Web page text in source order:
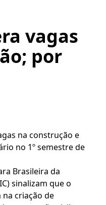
vagas
por
na construção e
no 1º semestre de
Brasileira da
sinalizam que o
criação de